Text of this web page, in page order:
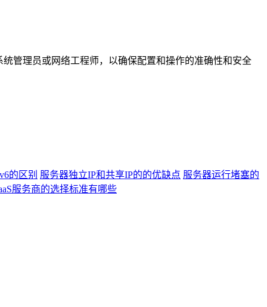
管理员或网络工程师，以确保配置和操作的准确性和安全
的区别 服务器独立IP和共享IP的的优缺点 服务器运行堵塞的
服务商的选择标准有哪些